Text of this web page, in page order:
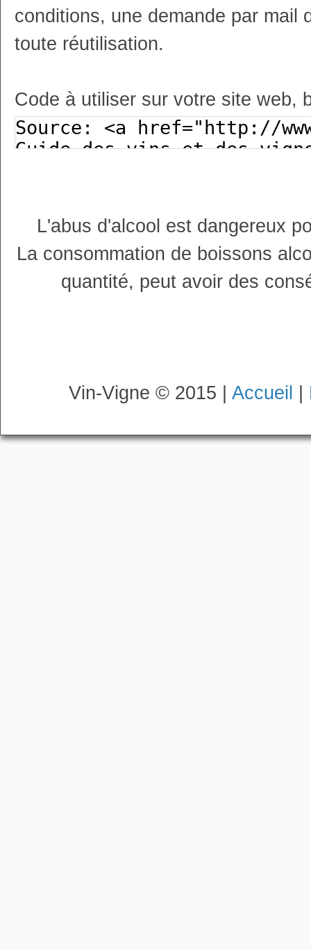
conditions, une demande par mail
toute réutilisation.
Code à utiliser sur votre site web,
L'abus d'alcool est dangereux
La consommation de boissons
quantité, peut avoir des
Vin-Vigne © 2015 | Accueil